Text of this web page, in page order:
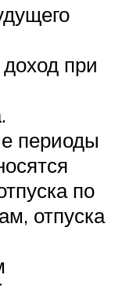
при
периоды
по
отпуска